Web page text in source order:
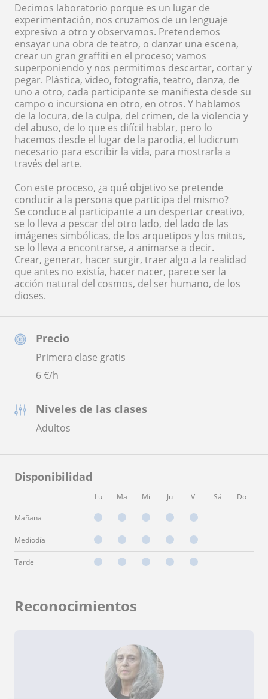
Precio
Primera clase gratis
6€/h
Niveles de las clases
Adultos
Disponibilidad
Lu Ma Mi Ju Vi Sá Do
Mañana
Mediodía
Tarde
Decimos laboratorio porque es un lugar de
experimentación, nos cruzamos de un lenguaje
expresivo a otro y observamos. Pretendemos
ensayar una obra de teatro, o danzar una escena,
crear un gran graffiti en el proceso; vamos
superponiendo y nos permitimos descartar, cortar y
pegar. Plástica, video, fotografía, teatro, danza, de
uno a otro, cada participante se manifiesta desde su
campo o incursiona en otro, en otros. Y hablamos
de la locura, de la culpa, del crimen, de la violencia y
del abuso, de lo que es difícil hablar, pero lo
hacemos desde el lugar de la parodia, el ludicrum
necesario para escribir la vida, para mostrarla a
través del arte.
Con este proceso, ¿a qué objetivo se pretende
conducir a la persona que participa del mismo?
Se conduce al participante a un despertar creativo,
se lo lleva a pescar del otro lado, del lado de las
imágenes simbólicas, de los arquetipos y los mitos,
se lo lleva a encontrarse, a animarse a decir.
Crear, generar, hacer surgir, traer algo a la realidad
que antes no existía, hacer nacer, parece ser la
acción natural del cosmos, del ser humano, de los
dioses.
Reconocimientos